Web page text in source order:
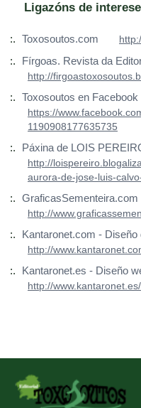
Ligazóns de
:. Toxosoutos.com
:.
Fírgoas. Revista da
http://
:.
Toxosoutos en Facebook
https://
1190908177635735
:.
Páxina de LOIS
http://
aurora-de-jose-luis-
:.
GraficasSementeira.com
http://
:.
Kantaronet.com -
http://
:.
Kantaronet.es - Diseño
http://www.kantaronet.es/